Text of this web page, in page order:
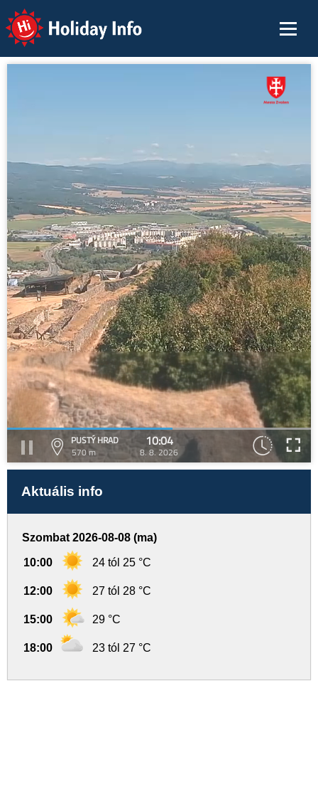
Holiday Info
PUSTÝ HRAD
570 m
10:04
8. 8. 2026
Aktuális info
Szombat 2026-08-08 (ma)
10:00 24 tól 25 °C
12:00 27 tól 28 °C
15:00 29 °C
18:00 23 tól 27 °C